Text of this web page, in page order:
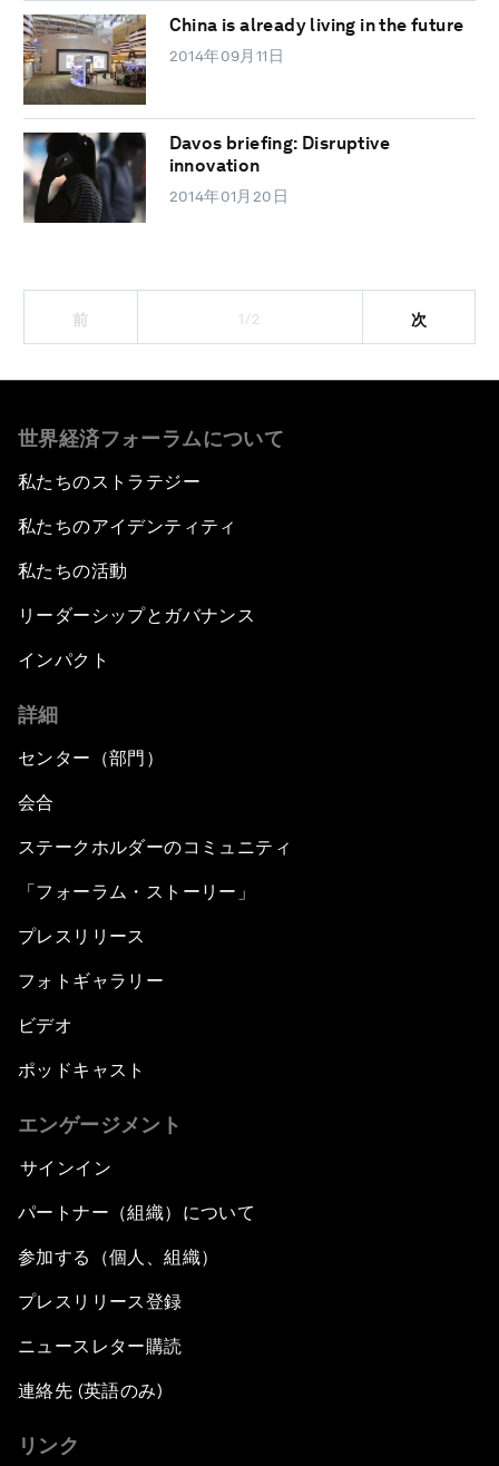
China is already living in the future
2014年09月11日
Davos briefing: Disruptive
innovation
2014年01月20日
前 1/2 次
世界経済フォーラムについて
私たちのストラテジー
私たちのアイデンティティ
私たちの活動
リーダーシップとガバナンス
インパクト
詳細
センター（部門）
会合
ステークホルダーのコミュニティ
「フォーラム・ストーリー」
プレスリリース
フォトギャラリー
ビデオ
ポッドキャスト
エンゲージメント
サインイン
パートナー（組織）について
参加する（個人、組織）
プレスリリース登録
ニュースレター購読
連絡先 (英語のみ)
リンク